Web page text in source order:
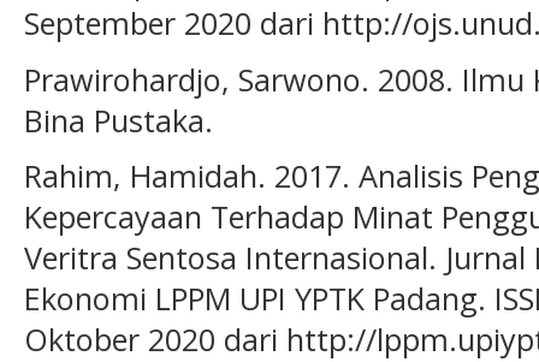
September 2020 dari http://
Prawirohardjo, Sarwono. 2008. Ilmu
Bina Pustaka.
Rahim, Hamidah. 2017. Analisis
Kepercayaan Terhadap Minat
Veritra Sentosa Internasional. Jurnal
Ekonomi LPPM UPI YPTK Padang.
Oktober 2020 dari http://